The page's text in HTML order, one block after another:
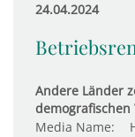
24.04.2024
Andere Länder
demografischen
Media Name: